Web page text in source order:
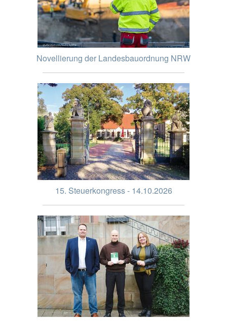
Novellierung der Landesbauordnung NRW
15. Steuerkongress - 14.10.2026